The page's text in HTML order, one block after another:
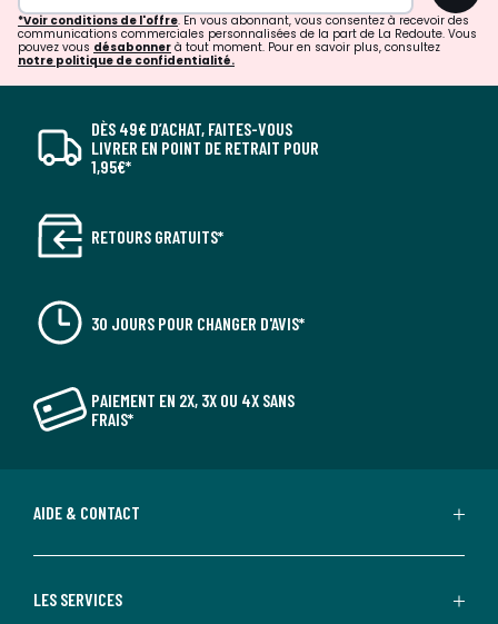
*Voir conditions de l'offre. En vous abonnant, vous consentez à recevoir des
communications commerciales personnalisées de la part de La Redoute. Vous
pouvez vous désabonner à tout moment. Pour en savoir plus, consultez
notre politique de confidentialité.
DÈS 49€ D’ACHAT, FAITES-VOUS
LIVRER EN POINT DE RETRAIT POUR
1,95€*
RETOURS GRATUITS*
30 JOURS POUR CHANGER D'AVIS*
PAIEMENT EN 2X, 3X OU 4X SANS
FRAIS*
AIDE & CONTACT
LES SERVICES